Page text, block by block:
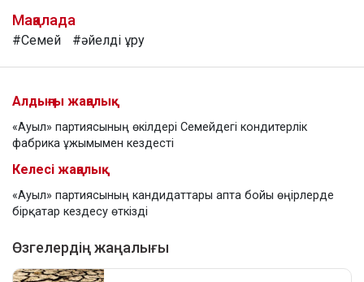
Мақалада
#Семей #әйелді ұру
Алдыңғы жаңалық
«Ауыл» партиясының өкілдері Семейдегі кондитерлік
фабрика ұжымымен кездесті
Келесі жаңалық
«Ауыл» партиясының кандидаттары апта бойы өңірлерде
бірқатар кездесу өткізді